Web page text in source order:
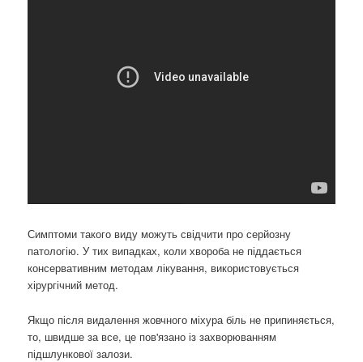
Симптоми такого виду можуть свідчити про серйозну
патологію. У тих випадках, коли хвороба не піддається
консервативним методам лікування, використовується
хірургічний метод.
Якщо після видалення жовчного міхура біль не припиняється,
то, швидше за все, це пов'язано із захворюванням
підшлункової залози.